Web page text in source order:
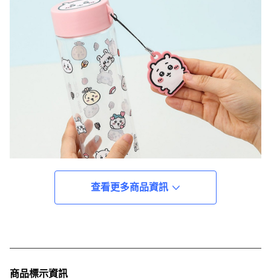
查看更多商品資訊
商品標示資訊